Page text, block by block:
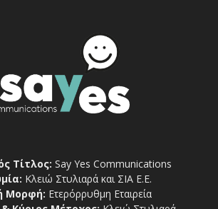
Τίτλος: Say Yes Communications
Κλειώ Στυλιαρά και ΣΙΑ Ε.Ε.
Μορφή: Ετερόρρυθμη Εταιρεία